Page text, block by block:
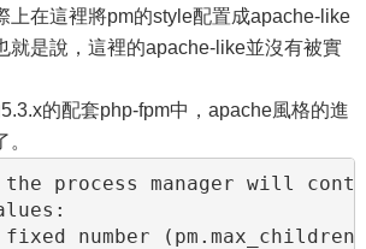
上在這裡將pm的style配置成apache-like
就是說，這裡的apache-like並沒有被實
的配套php-fpm中，apache風格的進
the process manager will
number